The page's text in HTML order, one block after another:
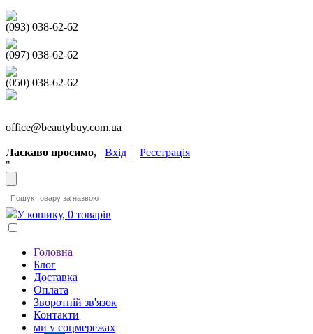
(093) 038-62-62
(097) 038-62-62
(050) 038-62-62
office@beautybuy.com.ua
Ласкаво просимо, Вхід | Реєстрація
"
У кошику, 0 товарів
Головна
Блог
Доставка
Оплата
Зворотній зв'язок
Контакти
ми у соцмережах